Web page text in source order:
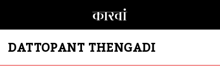
DATTOPANT THENGADI